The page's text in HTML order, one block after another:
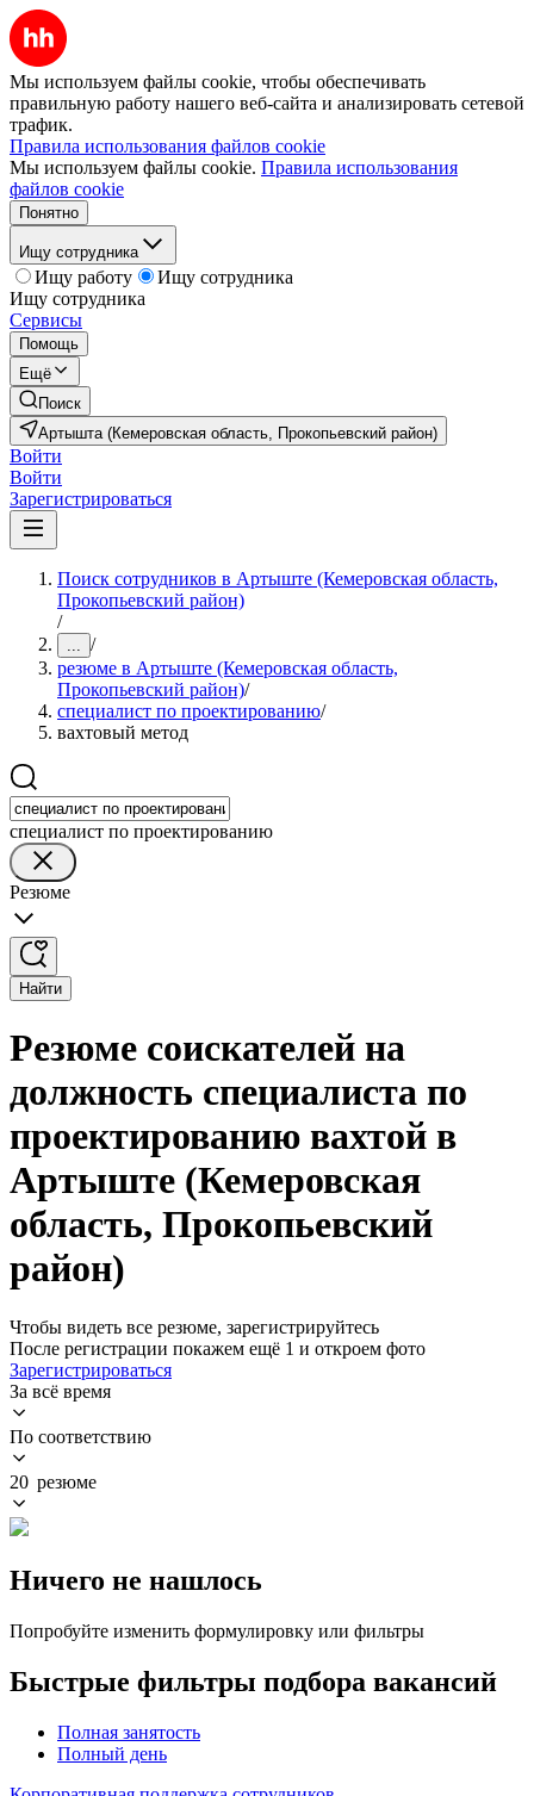
Мы используем файлы cookie, чтобы обеспечивать
правильную работу нашего веб-сайта и анализировать сетевой
трафик.
Правила использования файлов cookie
Мы используем файлы cookie. Правила использования
файлов cookie
Понятно
Ищу сотрудника
Ищу работу
Ищу сотрудника
Ищу сотрудника
Сервисы
Помощь
Ещё
Поиск
Артышта (Кемеровская область, Прокопьевский район)
Войти
Войти
Зарегистрироваться
Поиск сотрудников в Артыште (Кемеровская область,
Прокопьевский район)
/
... /
резюме в Артыште (Кемеровская область,
Прокопьевский район)/
специалист по проектированию/
вахтовый метод
специалист по проектированию
Резюме
Найти
Резюме соискателей на
должность специалиста по
проектированию вахтой в
Артыште (Кемеровская
область, Прокопьевский
район)
Чтобы видеть все резюме, зарегистрируйтесь
После регистрации покажем ещё 1 и откроем фото
Зарегистрироваться
За всё время
По соответствию
20 резюме
Ничего не нашлось
Попробуйте изменить формулировку или фильтры
Быстрые фильтры подбора вакансий
Полная занятость
Полный день